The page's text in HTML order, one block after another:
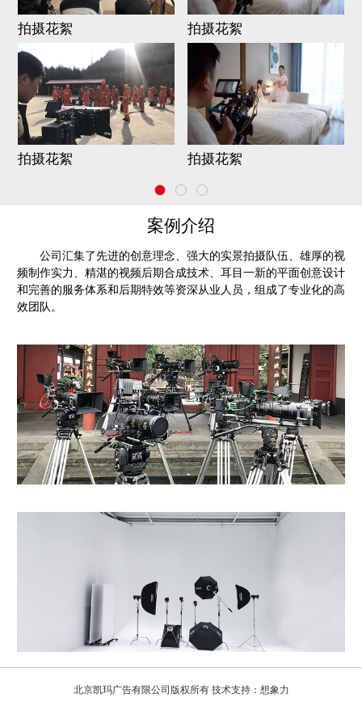
拍摄花絮 拍摄花絮
拍摄花絮 拍摄花絮
案例介绍
公司汇集了先进的创意理念、强大的实景拍摄队伍、雄厚的视
频制作实力、精湛的视频后期合成技术、耳目一新的平面创意设计
和完善的服务体系和后期特效等资深从业人员，组成了专业化的高
效团队。
北京凯玛广告有限公司版权所有 技术支持： 想象力